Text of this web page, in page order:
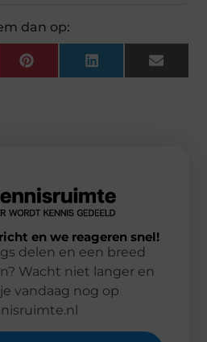
dan op:
PinterestLinkedIn Email
en we reageren snel!
delen en een breed
Wacht niet langer en
vandaag nog op